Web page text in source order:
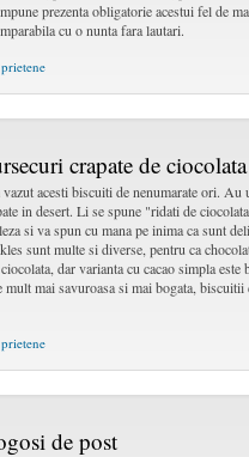
prezenta obligatorie acestui fel de
cu o nunta fara lautari.
crapate de
acesti biscuiti de nenumarate ori. Au
in desert. Li se spune "ridati de
si va spun cu mana pe inima ca sunt
sunt multe si diverse, pentru ca
dar varianta cu cacao simpla este
mult mai savuroasa si mai bogata,
de post